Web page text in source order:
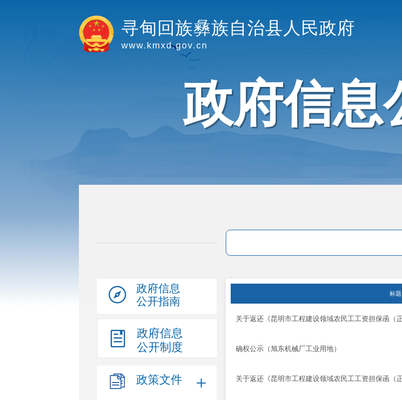
寻甸回族彝族自治县人民政府
www.kmxd.gov.cn
政府信息
政府信息
公开指南
政府信息
公开制度
政策文件
标题
关于返还《昆明市工程建设领域农民工工资担保函（
确权公示（旭东机械厂工业用地）
关于返还《昆明市工程建设领域农民工工资担保函（